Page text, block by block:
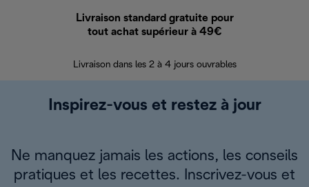
Livraison standard gratuite pour
tout achat supérieur à 49€
Livraison dans les 2 à 4 jours ouvrables
Inspirez-vous et restez à jour
Ne manquez jamais les actions, les conseils
pratiques et les recettes. Inscrivez-vous et